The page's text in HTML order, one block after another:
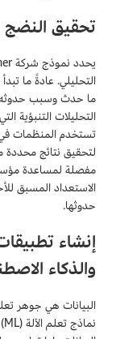
تحقيق النضج
التحليلي. عادةً ما
ما حدث وسبب حدوثه.
التحليلات التنبؤية
تستخدم المنظمات في
لتحقيق نتائج محددة
مفصلة لمساعدة
الاستعداد المسبق
حدوثها.
إنشاء
والذكاء
البيانات هي جوهر